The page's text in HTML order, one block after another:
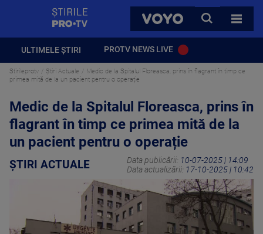
VOYO
CAUTA
TOATE
ULTIMELE ȘTIRI PROTV NEWS LIVE
Stirileprotv Știri Actuale
Medic de la Spitalul Floreasca, prins în flagrant în timp ce
primea mită de la un pacient pentru o operație
Medic de la Spitalul Floreasca, prins în
flagrant în timp ce primea mită de la
un pacient pentru o operație
ȘTIRI ACTUALE Data publicării: 10-07-2025 | 14:09
Data actualizării: 17-10-2025 | 10:42